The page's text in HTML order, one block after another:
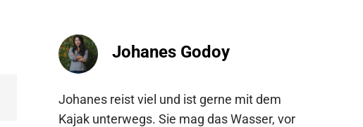
Johanes Godoy
Johanes reist viel und ist gerne mit dem
Kajak unterwegs. Sie mag das Wasser, vor